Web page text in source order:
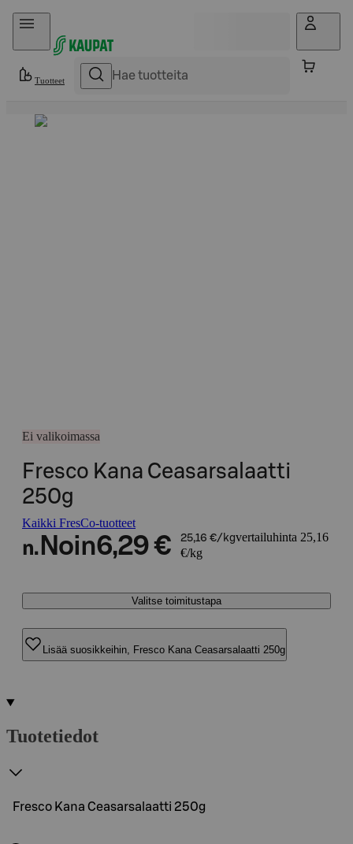
Hyppää sisältöön
Tuotteet
Ei valikoimassa
Fresco Kana Ceasarsalaatti
250g
Kaikki FresCo-tuotteet
n. Noin6,29 € 25,16 €/kgvertailuhinta 25,16
€/kg
Valitse toimitustapa
Lisää suosikkeihin, Fresco Kana Ceasarsalaatti 250g
Tuotetiedot
Fresco Kana Ceasarsalaatti 250g